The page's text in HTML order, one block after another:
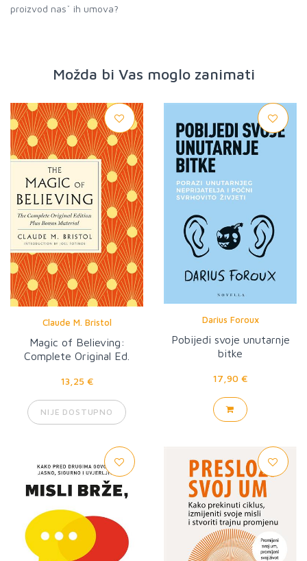
proizvod nasˇ ih umova?
Možda bi Vas moglo zanimati
Claude M. Bristol
Magic of Believing:
Complete Original Ed.
13,25 €
NIJE DOSTUPNO
Darius Foroux
Pobijedi svoje unutarnje
bitke
17,90 €